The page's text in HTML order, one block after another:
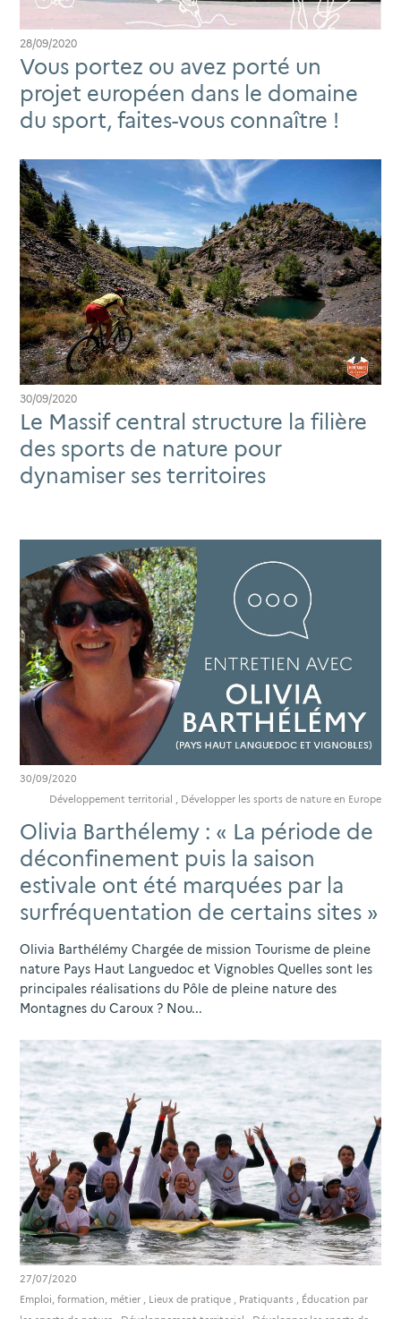
28/09/2020
Vous portez ou avez porté un
projet européen dans le domaine
du sport, faites-vous connaître !
30/09/2020
Le Massif central structure la filière
des sports de nature pour
dynamiser ses territoires
30/09/2020
Développement territorial , Développer les sports de nature en Europe
Olivia Barthélemy : « La période de
déconfinement puis la saison
estivale ont été marquées par la
surfréquentation de certains sites »
Olivia Barthélémy Chargée de mission Tourisme de pleine
nature Pays Haut Languedoc et Vignobles Quelles sont les
principales réalisations du Pôle de pleine nature des
Montagnes du Caroux ? Nou...
27/07/2020
Emploi, formation, métier , Lieux de pratique , Pratiquants , Éducation par